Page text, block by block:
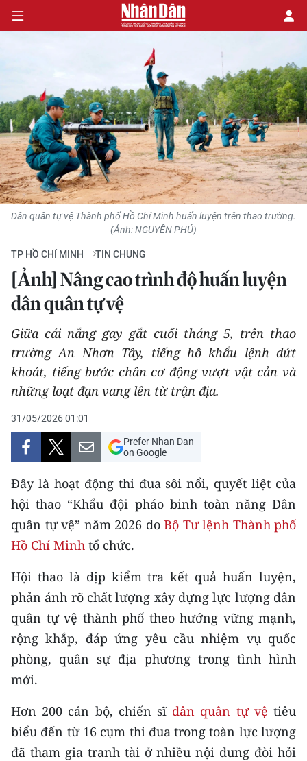
CHÍNH TRỊ
KINH TẾ
VĂN HÓA
XÃ HỘI
PHÁP LUẬT
DU LỊCH
THẾ GIỚI
GIÁO DỤC
Y TẾ
KHOA HỌC - CÔNG NGHỆ
MÔI TRƯỜNG
BẠN ĐỌC
KIỂM CHỨNG THÔNG TIN
TRI THỨC CHUYÊN SÂU
54 DÂN TỘC VIỆT NAM
CHƯƠNG TRÌNH OCOP - MỖI XÃ
MỘT SẢN PHẨM
RADIO
MEDIA CENTER
E-Magazine
Dân quân tự vệ Thành phố Hồ Chí Minh huấn luyện trên thao trường.
(Ảnh: NGUYÊN PHÚ)
TP HỒ CHÍ MINH TIN CHUNG
[Ảnh] Nâng cao trình độ huấn luyện
dân quân tự vệ
Giữa cái nắng gay gắt cuối tháng 5, trên thao
trường An Nhơn Tây, tiếng hô khẩu lệnh dứt
khoát, tiếng bước chân cơ động vượt vật cản và
những loạt đạn vang lên từ trận địa.
31/05/2026 01:01
Prefer Nhan Dan
on Google
Đây là hoạt động thi đua sôi nổi, quyết liệt của
hội thao “Khẩu đội pháo binh toàn năng Dân
quân tự vệ” năm 2026 do Bộ Tư lệnh Thành phố
Hồ Chí Minh tổ chức.
Hội thao là dịp kiểm tra kết quả huấn luyện,
phản ánh rõ chất lượng xây dựng lực lượng dân
quân tự vệ thành phố theo hướng vững mạnh,
rộng khắp, đáp ứng yêu cầu nhiệm vụ quốc
phòng, quân sự địa phương trong tình hình
mới.
Hơn 200 cán bộ, chiến sĩ dân quân tự vệ tiêu
biểu đến từ 16 cụm thi đua trong toàn lực lượng
đã tham gia tranh tài ở nhiều nội dung đòi hỏi